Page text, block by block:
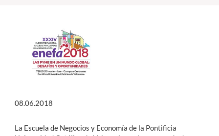
English
08.06.2018
La Escuela de Negocios y Economía de la Pontificia